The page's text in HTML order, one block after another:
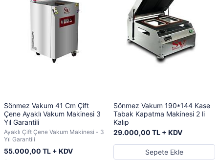
Sönmez Vakum 41 Cm Çift
Çene Ayaklı Vakum Makinesi 3
Yıl Garantili
Ayaklı Çift Çene Vakum Makinesi - 3
Yıl Garantili
55.000,00 TL + KDV
Sönmez Vakum 190*144 Kase
Tabak Kapatma Makinesi 2 li
Kalıp
29.000,00 TL + KDV
Sepete Ekle